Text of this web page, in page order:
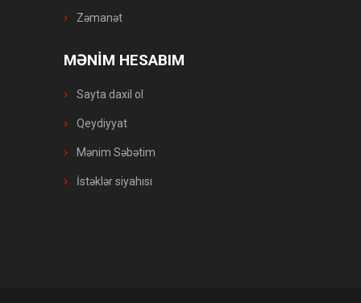
Zəmanət
MƏNİM HESABIM
Sayta daxil ol
Qeydiyyat
Mənim Səbətim
İstəklər siyahısı